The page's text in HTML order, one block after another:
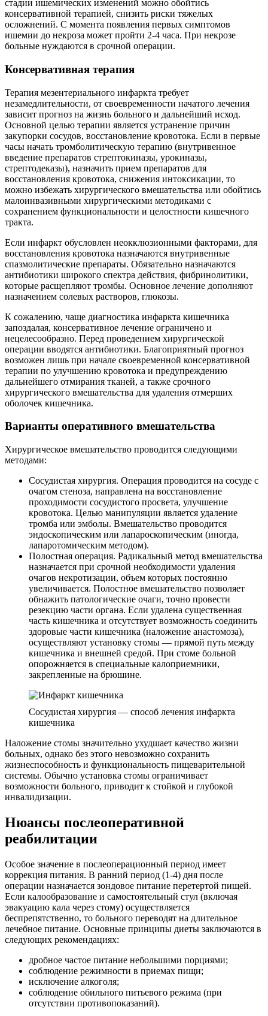
стадии ишемических изменений можно обойтись
консервативной терапией, снизить риски тяжелых
осложнений. С момента появления первых симптомов
ишемии до некроза может пройти 2-4 часа. При некрозе
больные нуждаются в срочной операции.
Консервативная терапия
Терапия мезентериального инфаркта требует
незамедлительности, от своевременности начатого лечения
зависит прогноз на жизнь больного и дальнейший исход.
Основной целью терапии является устранение причин
закупорки сосудов, восстановление кровотока. Если в первые
часы начать тромболитическую терапию (внутривенное
введение препаратов стрептокиназы, урокиназы,
стрептодеказы), назначить прием препаратов для
восстановления кровотока, снижения интоксикации, то
можно избежать хирургического вмешательства или обойтись
малоинвазивными хирургическими методиками с
сохранением функциональности и целостности кишечного
тракта.
Если инфаркт обусловлен неокклюзионными факторами, для
восстановления кровотока назначаются внутривенные
спазмолитические препараты. Обязательно назначаются
антибиотики широкого спектра действия, фибринолитики,
которые расщепляют тромбы. Основное лечение дополняют
назначением солевых растворов, глюкозы.
К сожалению, чаще диагностика инфаркта кишечника
запоздалая, консервативное лечение ограничено и
нецелесообразно. Перед проведением хирургической
операции вводятся антибиотики. Благоприятный прогноз
возможен лишь при начале своевременной консервативной
терапии по улучшению кровотока и предупреждению
дальнейшего отмирания тканей, а также срочного
хирургического вмешательства для удаления отмерших
оболочек кишечника.
Варианты оперативного вмешательства
Хирургическое вмешательство проводится следующими
методами:
Сосудистая хирургия. Операция проводится на сосуде с
очагом стеноза, направлена на восстановление
проходимости сосудистого просвета, улучшение
кровотока. Целью манипуляции является удаление
тромба или эмболы. Вмешательство проводится
эндоскопическим или лапароскопическим (иногда,
лапаротомическим методом).
Полостная операция. Радикальный метод вмешательства
назначается при срочной необходимости удаления
очагов некротизации, объем которых постоянно
увеличивается. Полостное вмешательство позволяет
обнажить патологические очаги, точно провести
резекцию части органа. Если удалена существенная
часть кишечника и отсутствует возможность соединить
здоровые части кишечника (наложение анастомоза),
осуществляют установку стомы — прямой путь между
кишечника и внешней средой. При стоме больной
опорожняется в специальные калоприемники,
закрепленные на брюшине.
Сосудистая хирургия — способ лечения инфаркта
кишечника
Наложение стомы значительно ухудшает качество жизни
больных, однако без этого невозможно сохранить
жизнеспособность и функциональность пищеварительной
системы. Обычно установка стомы ограничивает
возможности больного, приводит к стойкой и глубокой
инвалидизации.
Нюансы послеоперативной
реабилитации
Особое значение в послеоперационный период имеет
коррекция питания. В ранний период (1-4) дня после
операции назначается зондовое питание перетертой пищей.
Если калообразование и самостоятельный стул (включая
эвакуацию кала через стому) осуществляется
беспрепятственно, то больного переводят на длительное
лечебное питание. Основные принципы диеты заключаются в
следующих рекомендациях:
дробное частое питание небольшими порциями;
соблюдение режимности в приемах пищи;
исключение алкоголя;
соблюдение обильного питьевого режима (при
отсутствии противопоказаний).